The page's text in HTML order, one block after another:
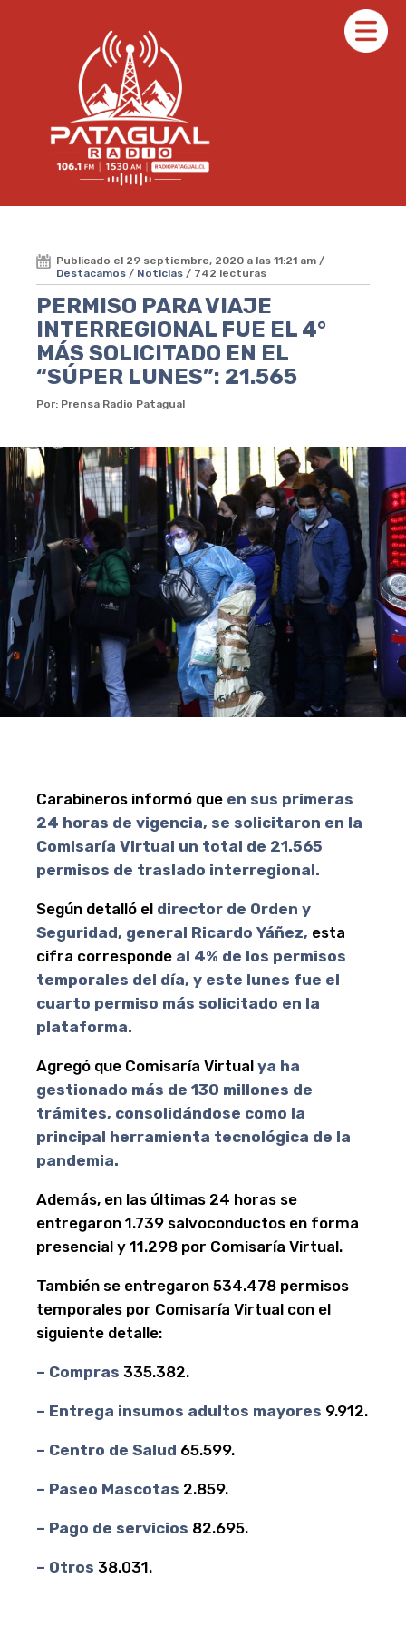
Publicado el 29 septiembre, 2020 a las 11:21 am /
Destacamos / Noticias / 742 lecturas
PERMISO PARA VIAJE
INTERREGIONAL FUE EL 4°
MÁS SOLICITADO EN EL
“SÚPER LUNES”: 21.565
Por: Prensa Radio Patagual
Carabineros informó que en sus primeras
24 horas de vigencia, se solicitaron en la
Comisaría Virtual un total de 21.565
permisos de traslado interregional.
Según detalló el director de Orden y
Seguridad, general Ricardo Yáñez, esta
cifra corresponde al 4% de los permisos
temporales del día, y este lunes fue el
cuarto permiso más solicitado en la
plataforma.
Agregó que Comisaría Virtual ya ha
gestionado más de 130 millones de
trámites, consolidándose como la
principal herramienta tecnológica de la
pandemia.
Además, en las últimas 24 horas se
entregaron 1.739 salvoconductos en forma
presencial y 11.298 por Comisaría Virtual.
También se entregaron 534.478 permisos
temporales por Comisaría Virtual con el
siguiente detalle:
– Compras 335.382.
– Entrega insumos adultos mayores 9.912.
– Centro de Salud 65.599.
– Paseo Mascotas 2.859.
– Pago de servicios 82.695.
– Otros 38.031.